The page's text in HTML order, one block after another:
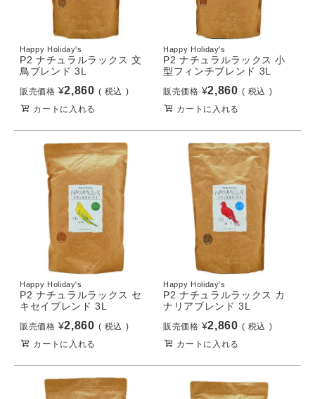
Happy Holiday's
P2 ナチュラルラックス 文
鳥ブレンド 3L
販売価格 ¥2,860
税込
カートに入れる
Happy Holiday's
P2 ナチュラルラックス 小
型フィンチブレンド 3L
販売価格 ¥2,860
税込
カートに入れる
Happy Holiday's
P2 ナチュラルラックス セ
キセイブレンド 3L
販売価格 ¥2,860
税込
カートに入れる
Happy Holiday's
P2 ナチュラルラックス カ
ナリアブレンド 3L
販売価格 ¥2,860
税込
カートに入れる